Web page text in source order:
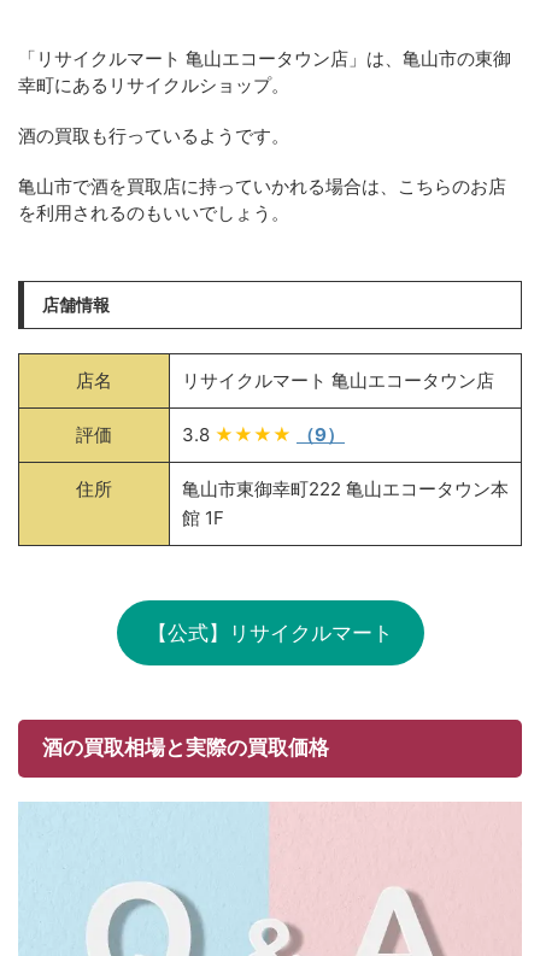
「リサイクルマート 亀山エコータウン店」は、亀山市の東御
幸町にあるリサイクルショップ。
酒の買取も行っているようです。
亀山市で酒を買取店に持っていかれる場合は、こちらのお店
を利用されるのもいいでしょう。
店舗情報
店名 リサイクルマート 亀山エコータウン店
評価 3.8 ★★★★ （9）
住所
亀山市東御幸町222 亀山エコータウン本
館 1F
【公式】リサイクルマート
酒の買取相場と実際の買取価格